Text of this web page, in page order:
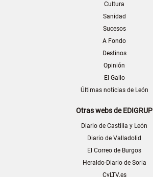
Cultura
Sanidad
Sucesos
A Fondo
Destinos
Opinión
El Gallo
Últimas noticias de León
Otras webs de EDIGRUP
Diario de Castilla y León
Diario de Valladolid
El Correo de Burgos
Heraldo-Diario de Soria
CyLTV.es